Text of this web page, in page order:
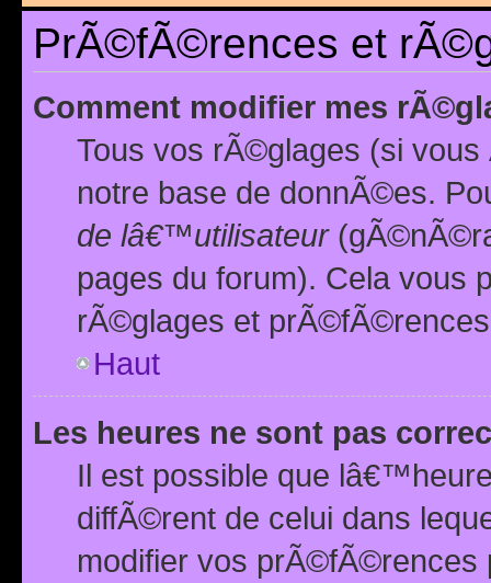
PrÃ©fÃ©rences et
Comment modifier mes
Tous vos rÃ©glages (si
notre base de donnÃ©es.
de lâ€™utilisateur
pages du forum). Cela vous
rÃ©glages et
Haut
Les heures ne sont pas
Il est possible que
diffÃ©rent de celui dans
modifier vos prÃ©fÃ©rences